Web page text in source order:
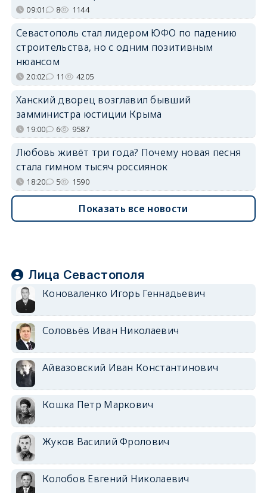
09:01 8 1144
Севастополь стал лидером ЮФО по падению
строительства, но с одним позитивным
нюансом
20:02 11 4205
Ханский дворец возглавил бывший
замминистра юстиции Крыма
19:00 6 9587
Любовь живёт три года? Почему новая песня
стала гимном тысяч россиянок
18:20 5 1590
Показать все новости
Лица Севастополя
Коноваленко Игорь Геннадьевич
Соловьёв Иван Николаевич
Айвазовский Иван Константинович
Кошка Петр Маркович
Жуков Василий Фролович
Колобов Евгений Николаевич